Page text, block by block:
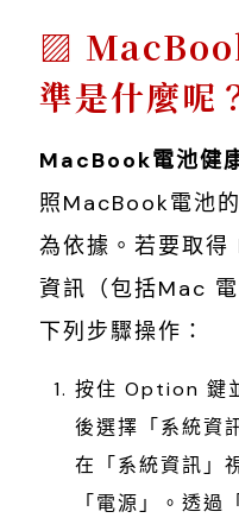
準是什麼呢
MacBook電池健
照MacBook電池
為依據。若要取
資訊（包括Mac
下列步驟操作：
按住 Option 鍵
後選擇「系統資
在「系統資訊」
「電源」。透過